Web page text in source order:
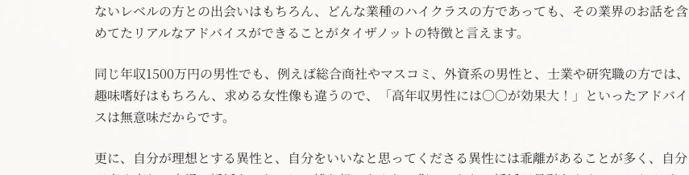
ないレベルの方との出会いはもちろん、どんな業種のハイクラスの方であっても、その業界のお話を含
めてたリアルなアドバイスができることがタイザノットの特徴と言えます。
同じ年収1500万円の男性でも、例えば総合商社やマスコミ、外資系の男性と、士業や研究職の方では、
趣味嗜好はもちろん、求める女性像も違うので、「高年収男性には〇〇が効果大！」といったアドバイ
スは無意味だからです。
更に、自分が理想とする異性と、自分をいいなと思ってくださる異性には乖離があることが多く、自分